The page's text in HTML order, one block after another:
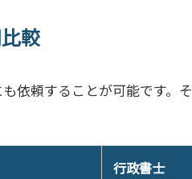
較
依頼することが可能です。
行政書士